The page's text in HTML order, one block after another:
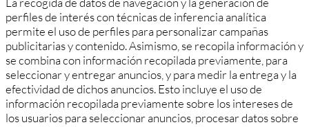
perfiles de interés con técnicas de inferencia analítica
permite el uso de perfiles para personalizar campañas
publicitarias y contenido. Asimismo, se recopila información y
se combina con información recopilada previamente, para
seleccionar y entregar anuncios, y para medir la entrega y la
efectividad de dichos anuncios. Esto incluye el uso de
información recopilada previamente sobre los intereses de
los usuarios para seleccionar anuncios, procesar datos sobre